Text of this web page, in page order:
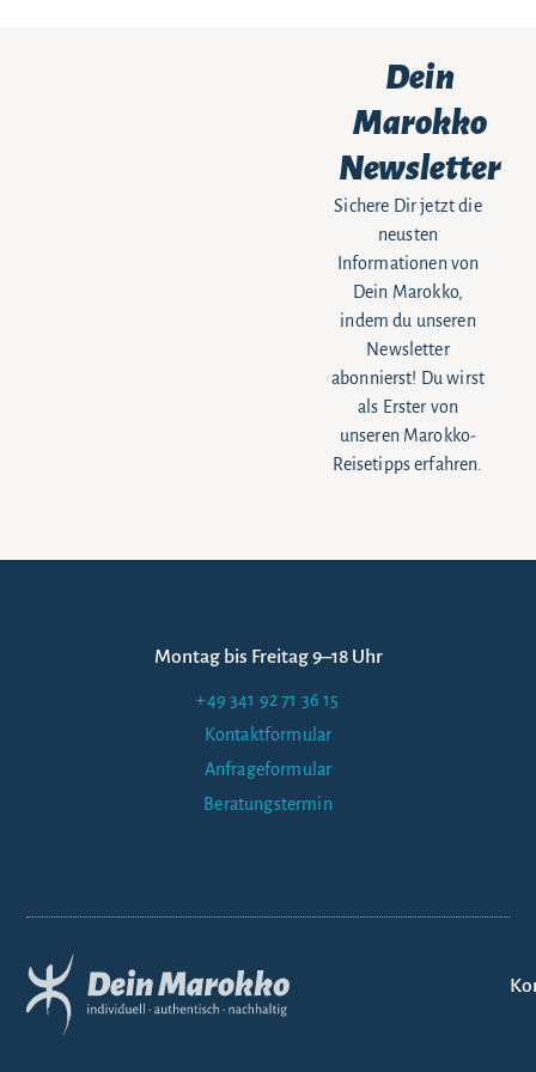
Dein
Marokko
Newsletter
Sichere Dir jetzt die
neusten
Informationen von
Dein Marokko,
indem du unseren
Newsletter
abonnierst! Du wirst
als Erster von
unseren Marokko-
Reisetipps erfahren.
Montag bis Freitag 9–18 Uhr
+49 341 92 71 36 15
Kontaktformular
Anfrageformular
Beratungstermin